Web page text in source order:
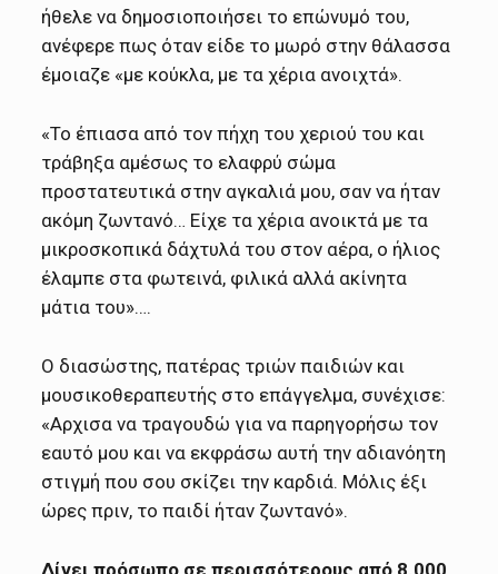
ήθελε να δημοσιοποιήσει το επώνυμό του,
ανέφερε πως όταν είδε το μωρό στην θάλασσα
έμοιαζε «με κούκλα, με τα χέρια ανοιχτά».
«Το έπιασα από τον πήχη του χεριού του και
τράβηξα αμέσως το ελαφρύ σώμα
προστατευτικά στην αγκαλιά μου, σαν να ήταν
ακόμη ζωντανό… Είχε τα χέρια ανοικτά με τα
μικροσκοπικά δάχτυλά του στον αέρα, ο ήλιος
έλαμπε στα φωτεινά, φιλικά αλλά ακίνητα
μάτια του»….
Ο διασώστης, πατέρας τριών παιδιών και
μουσικοθεραπευτής στο επάγγελμα, συνέχισε:
«Αρχισα να τραγουδώ για να παρηγορήσω τον
εαυτό μου και να εκφράσω αυτή την αδιανόητη
στιγμή που σου σκίζει την καρδιά. Μόλις έξι
ώρες πριν, το παιδί ήταν ζωντανό».
Δίνει πρόσωπο σε περισσότερους από 8.000